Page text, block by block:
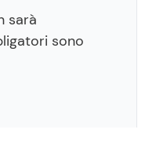
sarà
sono